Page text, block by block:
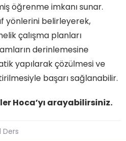
öğrenme imkanı sunar.
yönlerini belirleyerek,
çalışma planları
derinlemesine
yapılarak çözülmesi ve
başarı sağlanabilir.
Hoca’yı arayabilirsiniz.
Ders